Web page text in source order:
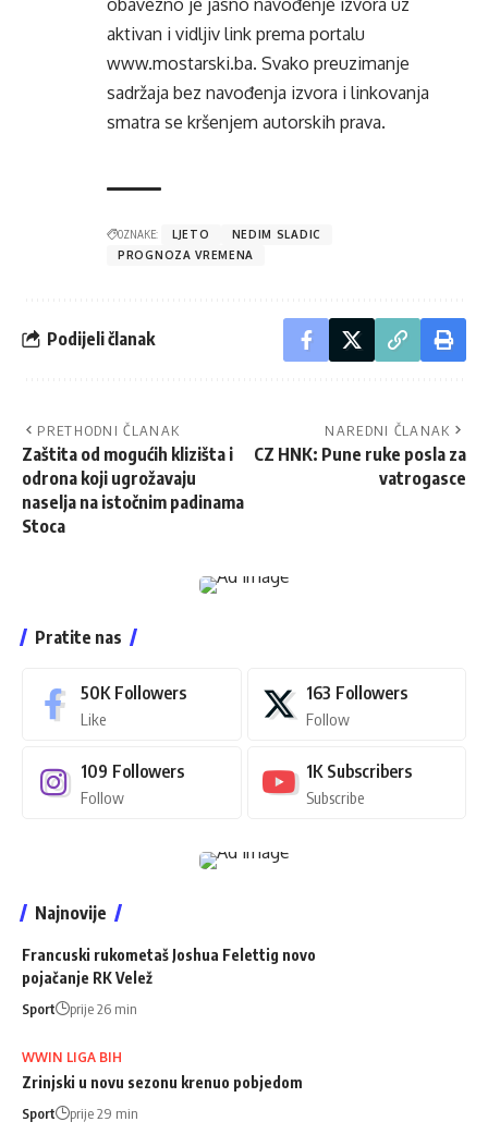
aktivan i vidljiv link prema portalu
www.mostarski.ba. Svako preuzimanje
sadržaja bez navođenja izvora i linkovanja
smatra se kršenjem autorskih prava.
OZNAKE: LJETO
NEDIM SLADIC
PROGNOZA VREMENA
Podijeli članak
PRETHODNI ČLANAK
Zaštita od mogućih klizišta i
odrona koji ugrožavaju
naselja na istočnim padinama
Stoca
NAREDNI ČLANAK
CZ HNK: Pune ruke posla za
vatrogasce
Pratite nas
50K Followers
Like
163 Followers
Follow
109 Followers
Follow
1K Subscribers
Subscribe
Najnovije
Francuski rukometaš Joshua Felettig novo
pojačanje RK Velež
Sport prije 26 min
WWIN LIGA BIH
Zrinjski u novu sezonu krenuo pobjedom
Sport prije 29 min